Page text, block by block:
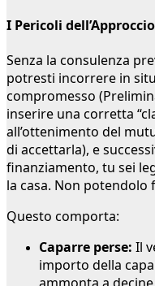
I Pericoli
Senza la consulenza
potresti incorrere in
compromesso
inserire una corretta
all’ottenimento del
di accettarla), e
finanziamento, tu sei
la casa. Non
Questo comporta:
Caparre perse: Il
importo della